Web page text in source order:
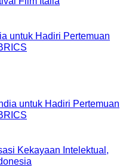
untuk Hadiri Pertemuan
Kekayaan Intelektual,